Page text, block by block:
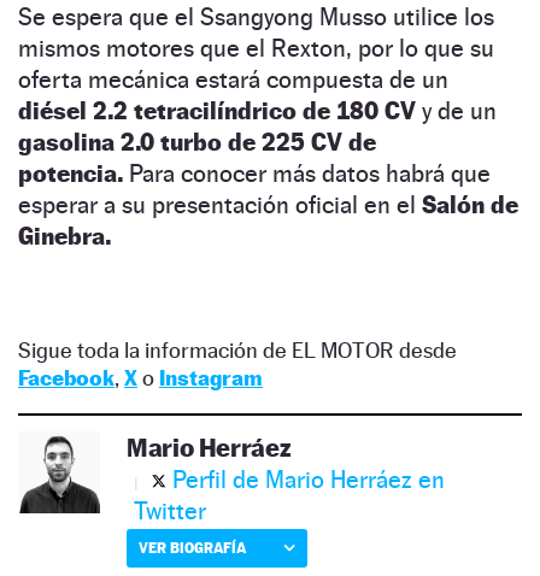
Se espera que el Ssangyong Musso utilice los
mismos motores que el Rexton, por lo que su
oferta mecánica estará compuesta de un
diésel 2.2 tetracilíndrico de 180 CV y de un
gasolina 2.0 turbo de 225 CV de
potencia. Para conocer más datos habrá que
esperar a su presentación oficial en el Salón de
Ginebra.
Sigue toda la información de EL MOTOR desde
Facebook, Xo Instagram
Mario Herráez
Perfil de Mario Herráez en
Twitter
VER BIOGRAFÍA